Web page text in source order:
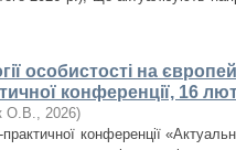
особистості на
конференції, 16
О.В., 2026)
конференції